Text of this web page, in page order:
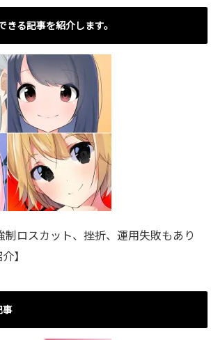
きる記事を紹介します。
制ロスカット、挫折、運用失敗もあり
】
事